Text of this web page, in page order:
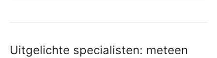
Uitgelichte specialisten: meteen